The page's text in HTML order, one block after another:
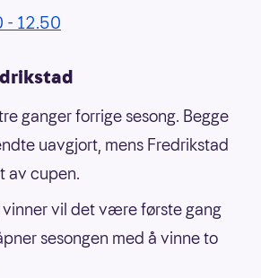
- 12.50
ganger forrige sesong. Begge
uavgjort, mens Fredrikstad
av cupen.
vinner vil det være første gang
sesongen med å vinne to